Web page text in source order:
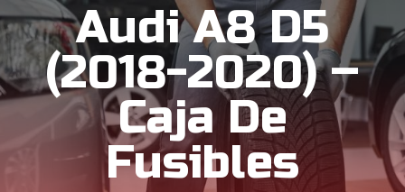
Audi A8 D5
(2018-2020) –
Caja De
Fusibles